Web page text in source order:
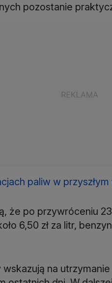
pozostanie
paliw w
że po przywróceniu
6,50 zł za litr,
na